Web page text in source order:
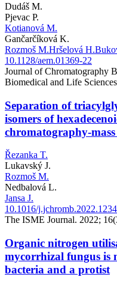
Dudáš M.
Pjevac P.
Kotianová M.
Gančarčíková K.
Rozmoš M.Hršelová H.
10.1128/aem.01369-22
Journal of Chromatography
Biomedical and Life
Separation of
isomers of
chromatography-
Řezanka T.
Lukavský J.
Rozmoš M.
Nedbalová L.
Jansa J.
10.1016/
The ISME Journal. 2022;
Organic nitrogen
mycorrhizal fungus is
bacteria and a protist